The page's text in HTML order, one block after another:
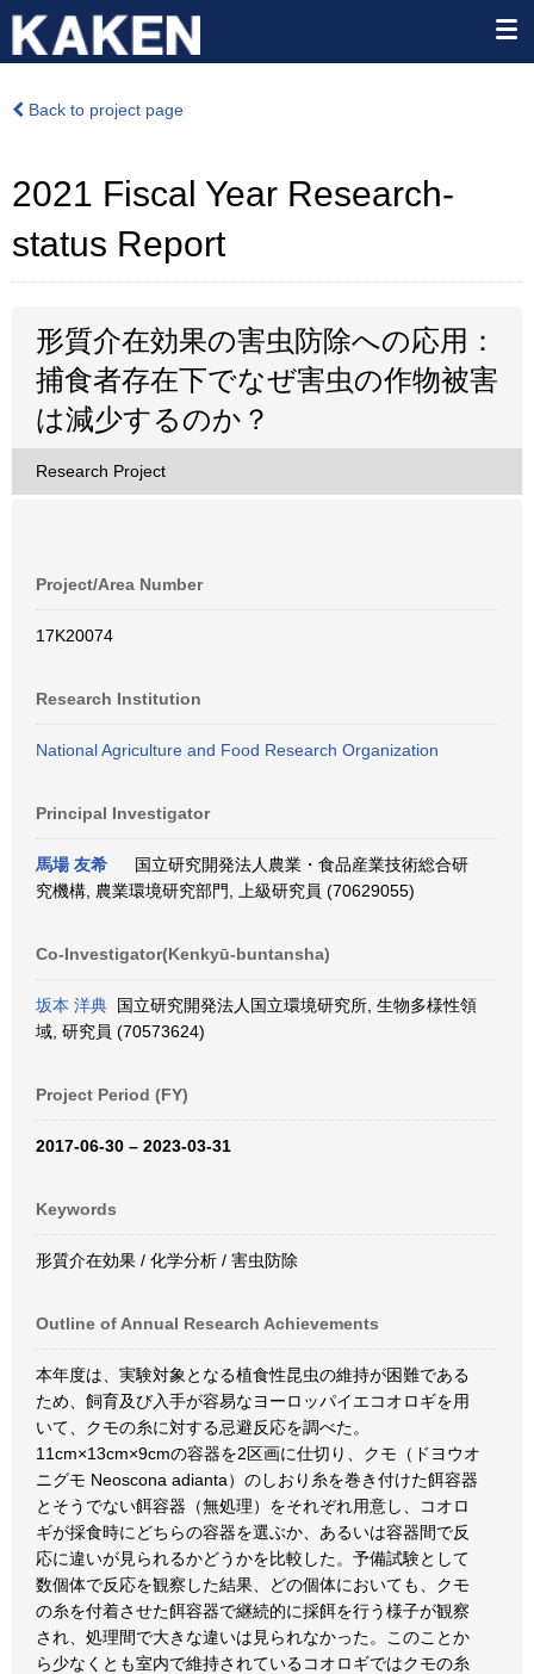
Back to project page
2021 Fiscal Year Research-
status Report
形質介在効果の害虫防除への応用：
捕食者存在下でなぜ害虫の作物被害
は減少するのか？
Research Project
Project/Area Number
17K20074
Research Institution
National Agriculture and Food Research Organization
Principal Investigator
馬場 友希
国立研究開発法人農業・食品産業技術総合研
究機構, 農業環境研究部門, 上級研究員 (70629055)
Co-Investigator(Kenkyū-buntansha)
坂本 洋典 国立研究開発法人国立環境研究所, 生物多様性領
域, 研究員 (70573624)
Project Period (FY)
2017-06-30 – 2023-03-31
Keywords
形質介在効果 / 化学分析 / 害虫防除
Outline of Annual Research Achievements
本年度は、実験対象となる植食性昆虫の維持が困難である
ため、飼育及び入手が容易なヨーロッパイエコオロギを用
いて、クモの糸に対する忌避反応を調べた。
11cm×13cm×9cmの容器を2区画に仕切り、クモ（ドヨウオ
ニグモ Neoscona adianta）のしおり糸を巻き付けた餌容器
とそうでない餌容器（無処理）をそれぞれ用意し、コオロ
ギが採食時にどちらの容器を選ぶか、あるいは容器間で反
応に違いが見られるかどうかを比較した。予備試験として
数個体で反応を観察した結果、どの個体においても、クモ
の糸を付着させた餌容器で継続的に採餌を行う様子が観察
され、処理間で大きな違いは見られなかった。このことか
ら少なくとも室内で維持されているコオロギではクモの糸